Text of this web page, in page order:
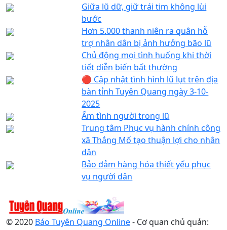
Giữa lũ dữ, giữ trái tim không lùi
bước
Hơn 5.000 thanh niên ra quân hỗ
trợ nhân dân bị ảnh hưởng bão lũ
Chủ động mọi tình huống khi thời
tiết diễn biến bất thường
🔴 Cập nhật tình hình lũ lụt trên địa
bàn tỉnh Tuyên Quang ngày 3-10-
2025
Ấm tình người trong lũ
Trung tâm Phục vụ hành chính công
xã Thắng Mố tạo thuận lợi cho nhân
dân
Bảo đảm hàng hóa thiết yếu phục
vụ người dân
© 2020 Báo Tuyên Quang Online- Cơ quan chủ quản: